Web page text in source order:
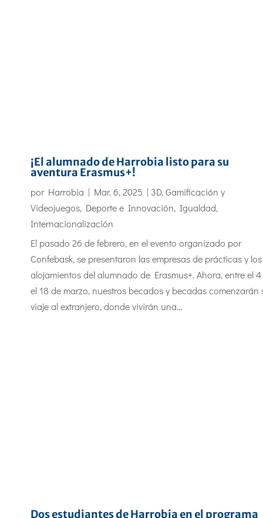
¡El alumnado de Harrobia listo para su
aventura Erasmus+!
por Harrobia | Mar. 6, 2025 | 3D, Gamificación y
Videojuegos, Deporte e Innovación, Igualdad,
Internacionalización
El pasado 26 de febrero, en el evento organizado por
Confebask, se presentaron las empresas de prácticas y los
alojamientos del alumnado de Erasmus+. Ahora, entre el 4
el 18 de marzo, nuestros becados y becadas comenzarán
viaje al extranjero, donde vivirán una...
Dos estudiantes de Harrobia en el programa